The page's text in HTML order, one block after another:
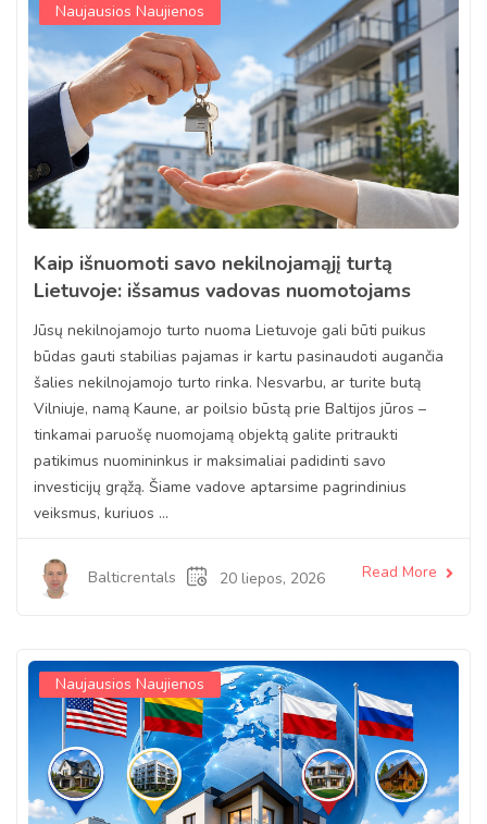
Naujausios Naujienos
Kaip išnuomoti savo nekilnojamąjį turtą
Lietuvoje: išsamus vadovas nuomotojams
Jūsų nekilnojamojo turto nuoma Lietuvoje gali būti puikus
būdas gauti stabilias pajamas ir kartu pasinaudoti augančia
šalies nekilnojamojo turto rinka. Nesvarbu, ar turite butą
Vilniuje, namą Kaune, ar poilsio būstą prie Baltijos jūros –
tinkamai paruošę nuomojamą objektą galite pritraukti
patikimus nuomininkus ir maksimaliai padidinti savo
investicijų grąžą. Šiame vadove aptarsime pagrindinius
veiksmus, kuriuos ...
Balticrentals 20 liepos, 2026 Read More
Naujausios Naujienos